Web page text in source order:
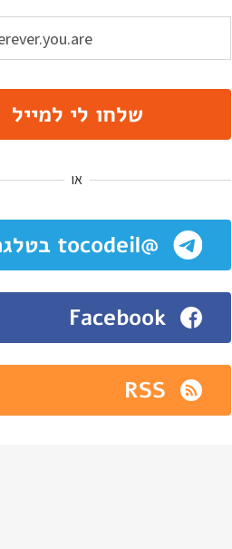
שלחו לי למייל
או
@tocodeil בטלגרם
Facebook
RSS